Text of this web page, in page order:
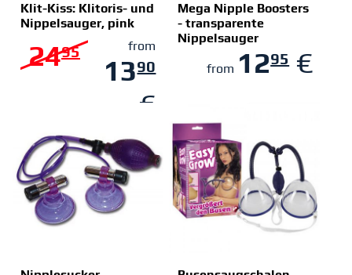
Klit-Kiss: Klitoris- und
Nippelsauger, pink
2495 from
1390
€
ZUM SHOP
Mega Nipple Boosters
- transparente
Nippelsauger
from 1295€
ZUM SHOP